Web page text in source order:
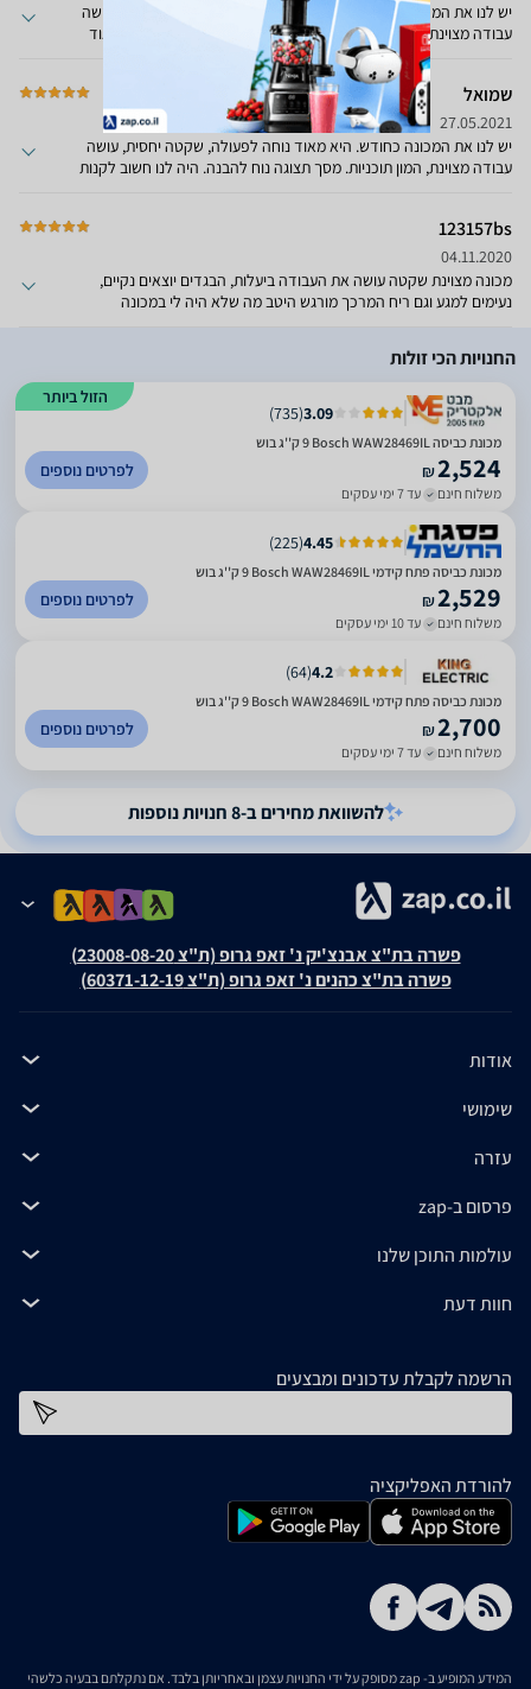
יש לנו את המכונה פחות משבוע. מאוד נוחה לפעולה, שקטה מאוד, עושה
עבודה מצוינת, המון תוכניות, כולל תוכנית של 15 דקות. לוח בקרה מאוד
מצפצפת בסיום הפעולה עד שלא תגיע אליה. ומגירה של אבקת כביסה
ומרכך מאוד קצרה, כך שאם המכונה נמצאת תחת מדף יש קושי לשים
חומרים, אלא אם אתה לא דוחף את המכונה יותר מידי פנימה. הייתה לנו
קודם מכונת מילה, ושם המגירה הייתה הרבה יותר ארוכה.
שמואל
27.05.2021
יש לנו את המכונה כחודש. היא מאוד נוחה לפעולה, שקטה יחסית, עושה
עבודה מצוינת, המון תוכניות. מסך תצוגה נוח להבנה. היה לנו חשוב לקנות
בכדי להכניס עוד בגדים.
123157bs
04.11.2020
מכונה מצוינת שקטה עושה את העבודה ביעלות, הבגדים יוצאים נקיים,
נעימים למגע וגם ריח המרכך מורגש היטב מה שלא היה לי במכונה
החנויות הכי זולות
הזול ביותר
3.09
(
735
)
מכונת כביסה Bosch WAW28469IL ‏9 ‏ק''ג בוש
₪2,524
משלוח חינם עד 7 ימי עסקים
לפרטים נוספים
4.45
(
225
)
מכונת כביסה ‏פתח קידמי Bosch WAW28469IL ‏9 ‏ק''ג בוש
₪2,529
משלוח חינם עד 10 ימי עסקים
לפרטים נוספים
4.2
(
64
)
מכונת כביסה ‏פתח קידמי Bosch WAW28469IL ‏9 ‏ק''ג בוש
₪2,700
משלוח חינם עד 7 ימי עסקים
לפרטים נוספים
להשוואת מחירים ב-8 חנויות נוספות
פשרה בת"צ אבנצ'יק נ' זאפ גרופ (ת"צ 23008-08-20)
פשרה בת"צ כהנים נ' זאפ גרופ (ת"צ 60371-12-19)
אודות
שימושי
עזרה
פרסום ב-zap
עולמות התוכן שלנו
חוות דעת
הרשמה לקבלת עדכונים ומבצעים
להורדת האפליקציה
המידע המופיע ב- zap מסופק על ידי החנויות עצמן ובאחריותן בלבד. אם נתקלתם בבעיה כלשהי